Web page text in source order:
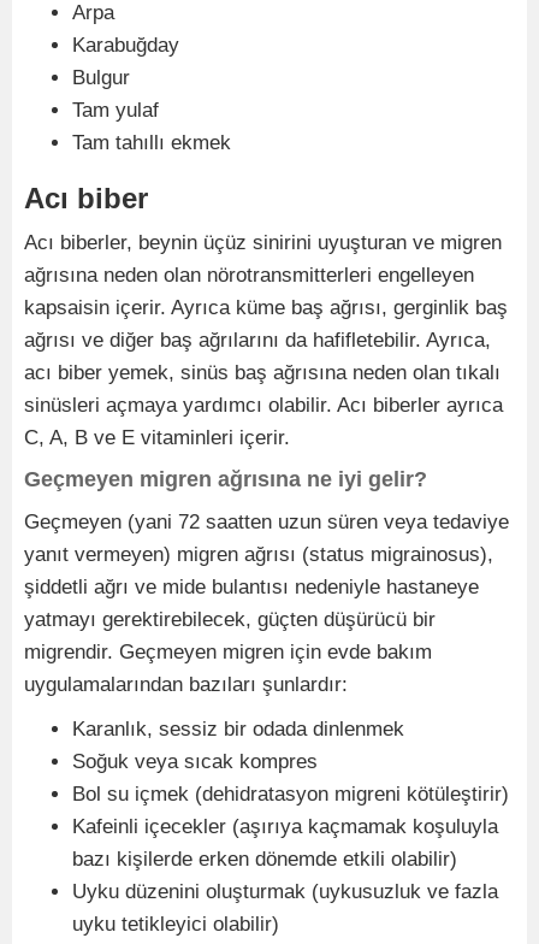
Arpa
Karabuğday
Bulgur
Tam yulaf
Tam tahıllı ekmek
Acı biber
Acı biberler, beynin üçüz sinirini uyuşturan ve migren
ağrısına neden olan nörotransmitterleri engelleyen
kapsaisin içerir. Ayrıca küme baş ağrısı, gerginlik baş
ağrısı ve diğer baş ağrılarını da hafifletebilir. Ayrıca,
acı biber yemek, sinüs baş ağrısına neden olan tıkalı
sinüsleri açmaya yardımcı olabilir. Acı biberler ayrıca
C, A, B ve E vitaminleri içerir.
Geçmeyen migren ağrısına ne iyi gelir?
Geçmeyen (yani 72 saatten uzun süren veya tedaviye
yanıt vermeyen) migren ağrısı (status migrainosus),
şiddetli ağrı ve mide bulantısı nedeniyle hastaneye
yatmayı gerektirebilecek, güçten düşürücü bir
migrendir. Geçmeyen migren için evde bakım
uygulamalarından bazıları şunlardır:
Karanlık, sessiz bir odada dinlenmek
Soğuk veya sıcak kompres
Bol su içmek (dehidratasyon migreni kötüleştirir)
Kafeinli içecekler (aşırıya kaçmamak koşuluyla
bazı kişilerde erken dönemde etkili olabilir)
Uyku düzenini oluşturmak (uykusuzluk ve fazla
uyku tetikleyici olabilir)